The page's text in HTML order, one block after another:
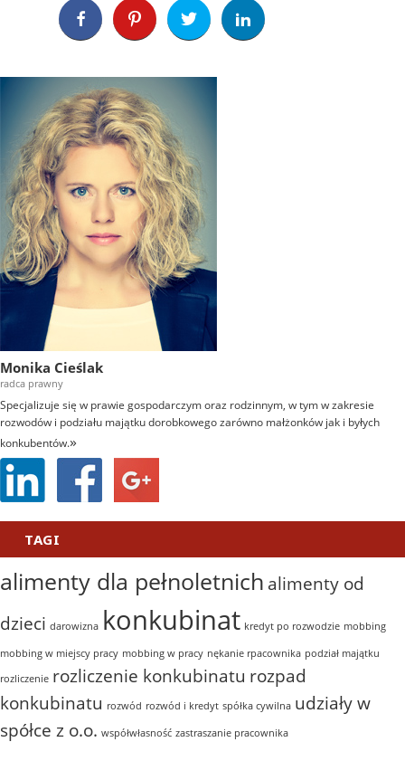
Monika Cieślak
radca prawny
Specjalizuje się w prawie gospodarczym oraz rodzinnym, w tym w zakresie
rozwodów i podziału majątku dorobkowego zarówno małżonków jak i byłych
konkubentów.»
TAGI
alimenty dla pełnoletnich alimenty od
dzieci darowizna konkubinat kredyt po rozwodzie mobbing
mobbing w miejscy pracy mobbing w pracy nękanie rpacownika podział majątku
rozliczenie rozliczenie konkubinatu rozpad
konkubinatu rozwód rozwód i kredyt spółka cywilna udziały w
spółce z o.o. współwłasność zastraszanie pracownika